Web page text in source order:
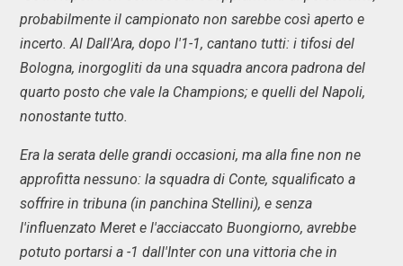
probabilmente il campionato non sarebbe così aperto e
incerto. Al Dall'Ara, dopo l'1-1, cantano tutti: i tifosi del
Bologna, inorgogliti da una squadra ancora padrona del
quarto posto che vale la Champions; e quelli del Napoli,
nonostante tutto.
Era la serata delle grandi occasioni, ma alla fine non ne
approfitta nessuno: la squadra di Conte, squalificato a
soffrire in tribuna (in panchina Stellini), e senza
l'influenzato Meret e l'acciaccato Buongiorno, avrebbe
potuto portarsi a -1 dall'Inter con una vittoria che in